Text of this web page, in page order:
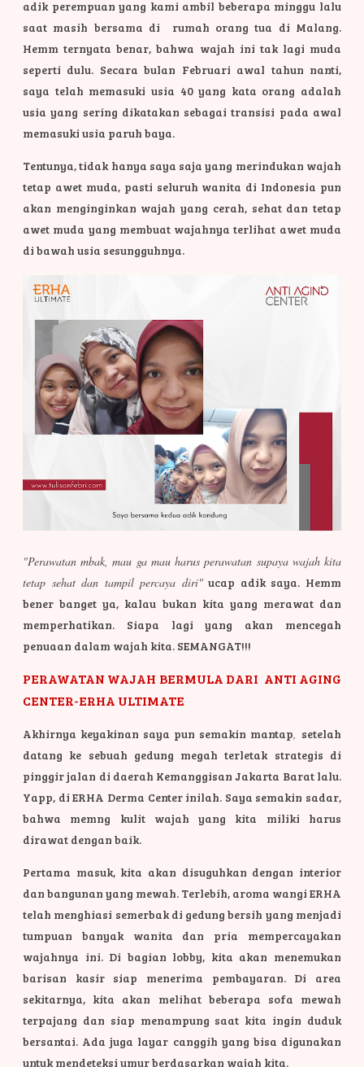
adik perempuan yang kami ambil beberapa minggu lalu
saat masih bersama di rumah orang tua di Malang.
Hemm ternyata benar, bahwa wajah ini tak lagi muda
seperti dulu. Secara bulan Februari awal tahun nanti,
saya telah memasuki usia 40 yang kata orang adalah
usia yang sering dikatakan sebagai transisi pada awal
memasuki usia paruh baya.
Tentunya, tidak hanya saya saja yang merindukan wajah
tetap awet muda, pasti seluruh wanita di Indonesia pun
akan menginginkan wajah yang cerah, sehat dan tetap
awet muda yang membuat wajahnya terlihat awet muda
di bawah usia sesungguhnya.
"Perawatan mbak, mau ga mau harus perawatan supaya wajah kita
tetap sehat dan tampil percaya diri"ucap adik saya. Hemm
bener banget ya, kalau bukan kita yang merawat dan
memperhatikan. Siapa lagi yang akan mencegah
penuaan dalam wajah kita. SEMANGAT!!!
PERAWATAN WAJAH BERMULA DARI ANTI AGING
CENTER-ERHA ULTIMATE
Akhirnya keyakinan saya pun semakin mantap
setelah
datang ke sebuah gedung megah terletak strategis di
pinggir jalan di daerah Kemanggisan Jakarta Barat lalu.
Yapp, di ERHA Derma Center inilah. Saya semakin sadar,
bahwa memng kulit wajah yang kita miliki harus
dirawat dengan baik.
Pertama masuk, kita akan disuguhkan dengan interior
dan bangunan yang mewah. Terlebih, aroma wangi ERHA
telah menghiasi semerbak di gedung bersih yang menjadi
tumpuan banyak wanita dan pria mempercayakan
wajahnya ini. Di bagian lobby, kita akan menemukan
barisan kasir siap menerima pembayaran. Di area
sekitarnya, kita akan melihat beberapa sofa mewah
terpajang dan siap menampung saat kita ingin duduk
bersantai. Ada juga layar canggih yang bisa digunakan
untuk mendeteksi umur berdasarkan wajah kita.